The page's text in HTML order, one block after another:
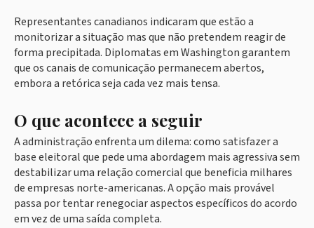
Representantes canadianos indicaram que estão a
monitorizar a situação mas que não pretendem reagir de
forma precipitada. Diplomatas em Washington garantem
que os canais de comunicação permanecem abertos,
embora a retórica seja cada vez mais tensa.
O que acontece a seguir
A administração enfrenta um dilema: como satisfazer a
base eleitoral que pede uma abordagem mais agressiva sem
destabilizar uma relação comercial que beneficia milhares
de empresas norte-americanas. A opção mais provável
passa por tentar renegociar aspectos específicos do acordo
em vez de uma saída completa.